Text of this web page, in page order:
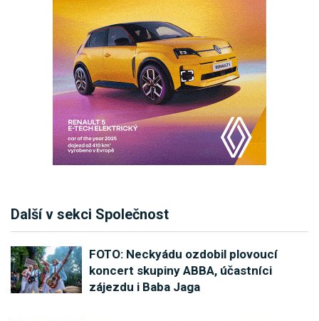
Další v sekci Společnost
FOTO: Neckyádu ozdobil plovoucí
koncert skupiny ABBA, účastníci
zájezdu i Baba Jaga